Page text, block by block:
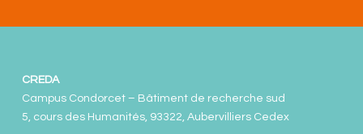
CREDA
Campus Condorcet – Bâtiment de recherche sud
5, cours des Humanités, 93322, Aubervilliers Cedex